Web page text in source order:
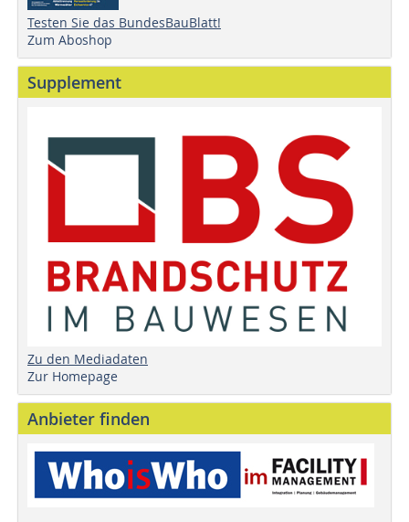
Testen Sie das BundesBauBlatt!
Zum Aboshop
Supplement
Zu den Mediadaten
Zur Homepage
Anbieter finden